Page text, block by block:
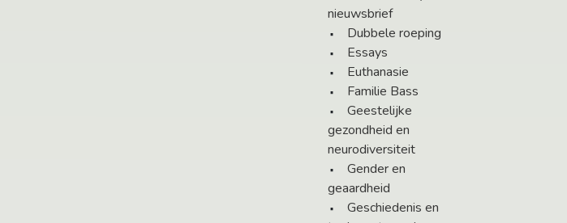
nieuwsbrief
Dubbele roeping
Essays
Euthanasie
Familie Bass
Geestelijke
gezondheid en
neurodiversiteit
Gender en
geaardheid
Geschiedenis en